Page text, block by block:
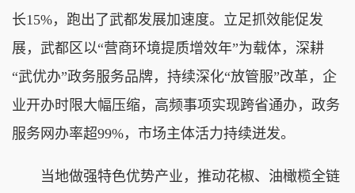
长15%，跑出了武都发展加速度。立足抓效能促发
展，武都区以“营商环境提质增效年”为载体，深耕
“武优办”政务服务品牌，持续深化“放管服”改革，企
业开办时限大幅压缩，高频事项实现跨省通办，政务
服务网办率超99%，市场主体活力持续迸发。
当地做强特色优势产业，推动花椒、油橄榄全链